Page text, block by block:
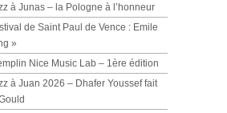
à Junas – la Pologne à l’honneur
de Saint Paul de Vence : Emile
»
Nice Music Lab – 1ère édition
à Juan 2026 – Dhafer Youssef fait